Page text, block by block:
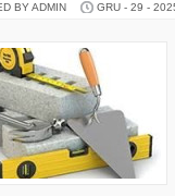
BY ADMIN GRU - 29 -